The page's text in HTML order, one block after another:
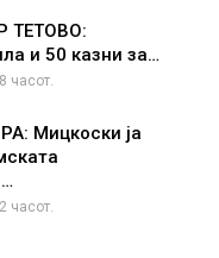
ТЕТОВО:
и 50 казни за…
часот.
Мицкоски ја
часот.